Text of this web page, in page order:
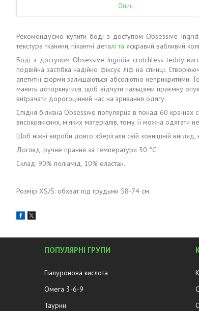
Опис
Рекомендуємо купити боді з доступом Obsessive
текстура тканини, пікантні деталі та яскравий вабливий
Боді з доступом Obsessive Ingridia crotchless teddy
подвійна застібка надійно фіксує ліф на спинці.
апетитні форми залишаються абсолютно неприкритими.
манить доторкнутися, щоб відчути пальцями приємну
витрачати дорогоцінний час на зривання одягу.
Спідня білизна Obsessive популярна в понад 60 країнах
високоякісних, м'яких матеріалів, тому її можна одягати
Щоб ніжні вироби довго зберігали свій зовнішній
Догляд: ручне прання за температури 30 °C.
Склад: 90% поліамід, 10% еластан.
Розмір XS/S: обхват під грудьми 58-74 см.
ПОПУЛЯРНІ ГРУПИ
Гіалуронова кислота
Омега 3-6-9
Таурин